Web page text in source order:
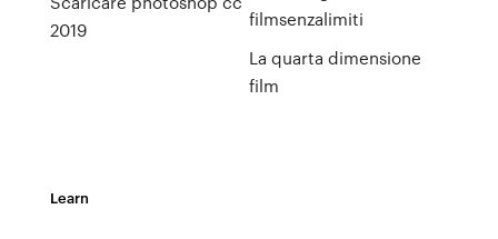
2019
filmsenzalimiti
La quarta dimensione
film
Learn